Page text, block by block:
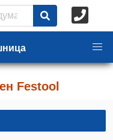
Festool